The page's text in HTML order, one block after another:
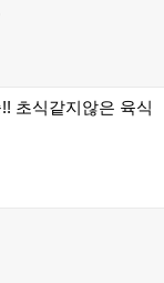
초식같지않은 육식